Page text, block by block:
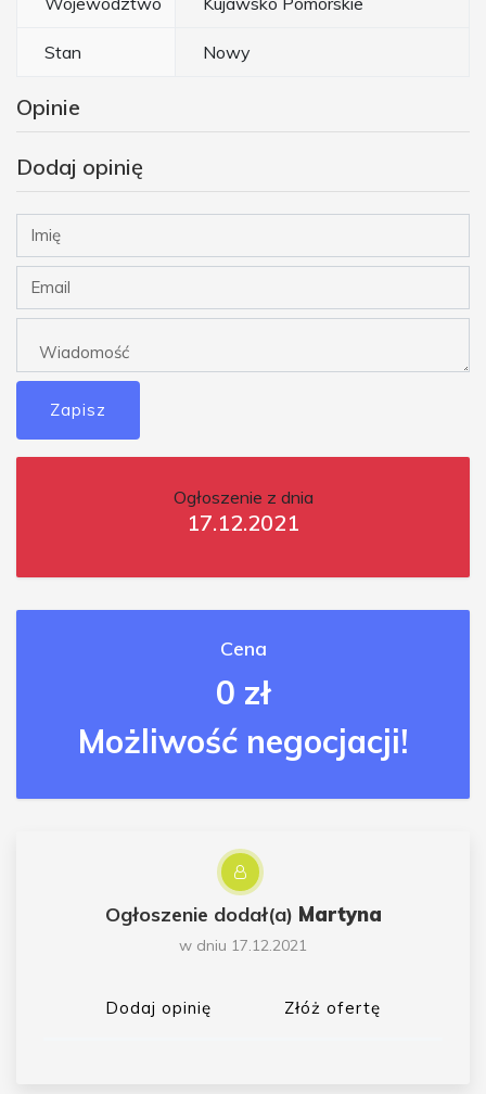
Stan Nowy
Opinie
Dodaj opinię
Zapisz
Ogłoszenie z dnia
17.12.2021
Cena
0 zł
Możliwość negocjacji!
Ogłoszenie dodał(a) Martyna
w dniu 17.12.2021
Dodaj opinię Złóż ofertę